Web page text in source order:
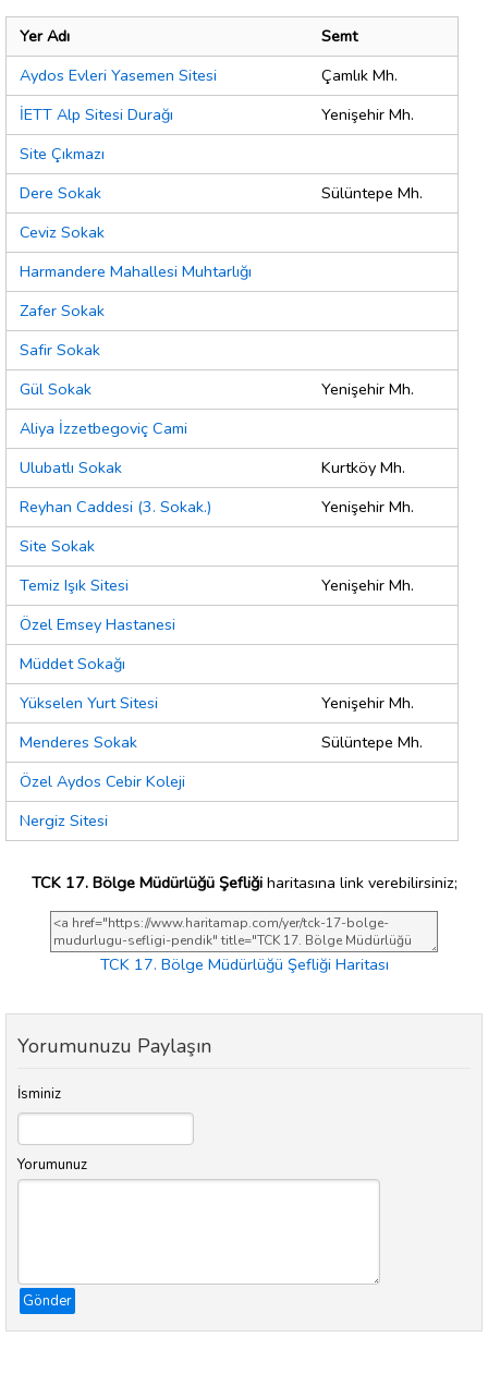
Yer Adı
Semt
Aydos Evleri Yasemen Sitesi
Çamlık Mh.
İETT Alp Sitesi Durağı
Yenişehir Mh.
Site Çıkmazı
Dere Sokak
Sülüntepe Mh.
Ceviz Sokak
Harmandere Mahallesi Muhtarlığı
Zafer Sokak
Safir Sokak
Gül Sokak
Yenişehir Mh.
Aliya İzzetbegoviç Cami
Ulubatlı Sokak
Kurtköy Mh.
Reyhan Caddesi (3. Sokak.)
Yenişehir Mh.
Site Sokak
Temiz Işık Sitesi
Yenişehir Mh.
Özel Emsey Hastanesi
Müddet Sokağı
Yükselen Yurt Sitesi
Yenişehir Mh.
Menderes Sokak
Sülüntepe Mh.
Özel Aydos Cebir Koleji
Nergiz Sitesi
TCK 17. Bölge Müdürlüğü Şefliğiharitasına link verebilirsiniz;
TCK 17. Bölge Müdürlüğü Şefliği Haritası
Yorumunuzu Paylaşın
İsminiz
Yorumunuz
Gönder